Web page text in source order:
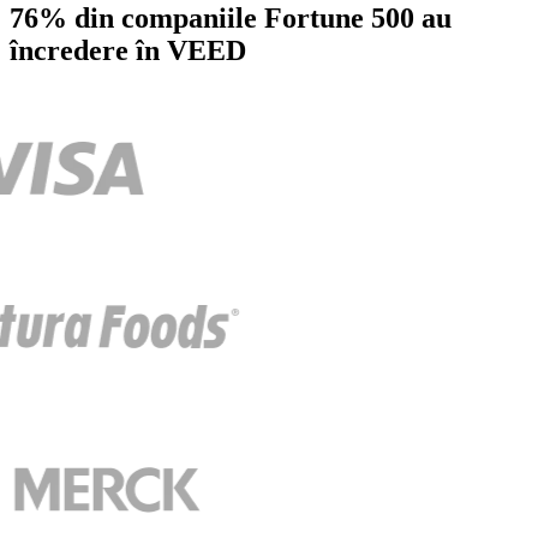
76% din companiile Fortune 500 au
încredere în VEED